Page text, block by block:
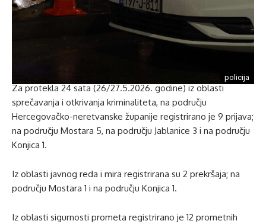
policija
Za protekla 24 sata (26/27.5.2026. godine) iz oblasti
sprečavanja i otkrivanja kriminaliteta, na području
Hercegovačko-neretvanske županije registrirano je 9 prijava;
na području Mostara 5, na području Jablanice 3 i na području
Konjica 1.
Iz oblasti javnog reda i mira registrirana su 2 prekršaja; na
području Mostara 1 i na području Konjica 1.
Iz oblasti sigurnosti prometa registrirano je 12 prometnih